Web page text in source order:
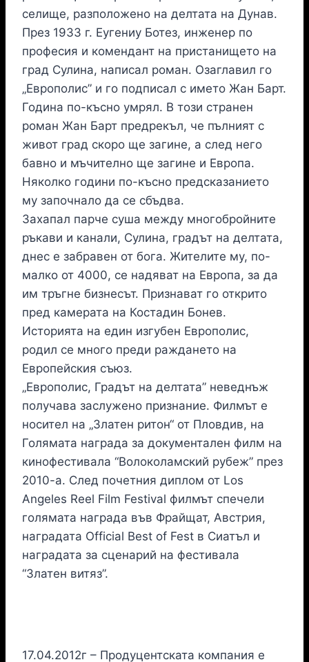
селище, разположено на делтата на Дунав.
През 1933 г. Еугениу Ботез, инженер по
професия и комендант на пристанището на
град Сулина, написал роман. Озаглавил го
„Европолис” и го подписал с името Жан Барт.
Година по-късно умрял. В този странен
роман Жан Барт предрекъл, че пълният с
живот град скоро ще загине, а след него
бавно и мъчително ще загине и Европа.
Няколко години по-късно предсказанието
му започнало да се сбъдва.
Захапал парче суша между многобройните
ръкави и канали, Сулина, градът на делтата,
днес е забравен от бога. Жителите му, по-
малко от 4000, се надяват на Европа, за да
им тръгне бизнесът. Признават го открито
пред камерата на Костадин Бонев.
Историята на един изгубен Европолис,
родил се много преди раждането на
Европейския съюз.
„Европолис, Градът на делтата” неведнъж
получава заслужено признание. Филмът е
носител на „Златен ритон“ от Пловдив, на
Голямата награда за документален филм на
кинофестивала “Волоколамский рубеж” през
2010-а. След почетния диплом от Los
Angeles Reel Film Festival филмът спечели
голямата награда във Фрайщат, Австрия,
наградата Official Best of Fest в Сиатъл и
наградата за сценарий на фестивала
“Златен витяз”.
17.04.2012г – Продуцентската компания е